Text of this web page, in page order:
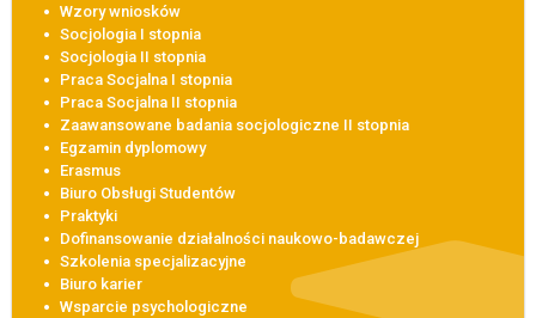
Wzory wniosków
Socjologia I stopnia
Socjologia II stopnia
Praca Socjalna I stopnia
Praca Socjalna II stopnia
Zaawansowane badania socjologiczne II stopnia
Egzamin dyplomowy
Erasmus
Biuro Obsługi Studentów
Praktyki
Dofinansowanie działalności naukowo-badawczej
Szkolenia specjalizacyjne
Biuro karier
Wsparcie psychologiczne